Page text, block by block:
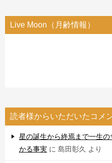
Live Moon（月齢情報）
読者様からいただいたコメ
星の誕生から終焉まで一生
かる事実 に 島田彰久 より